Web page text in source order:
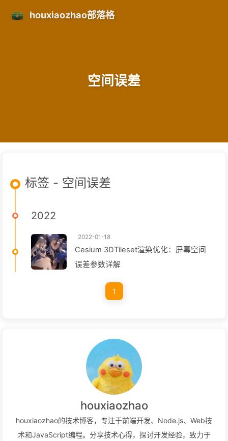
houxiaozhao部落格
空间误差
标签 - 空间误差
2022
2022-01-18
Cesium 3DTileset渲染优化：屏幕空间
误差参数详解
1
houxiaozhao
houxiaozhao的技术博客，专注于前端开发、Node.js、Web技
术和JavaScript编程。分享技术心得，探讨开发经验，致力于